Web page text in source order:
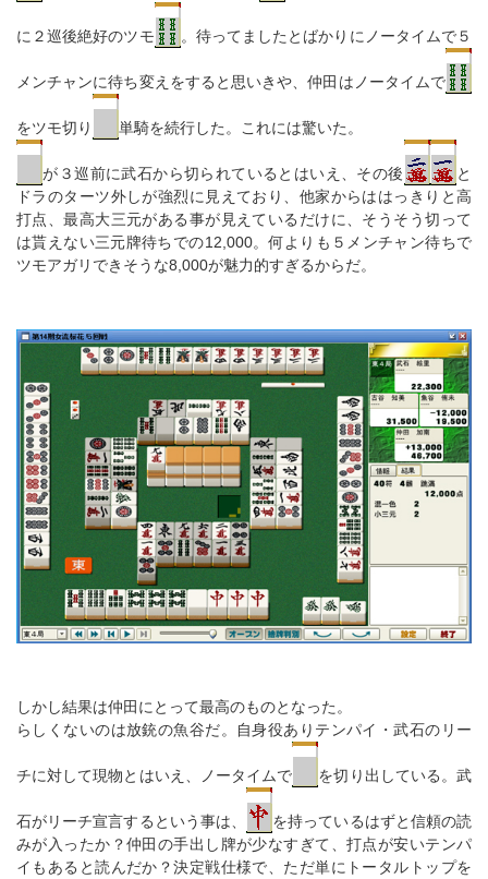
に２巡後絶好のツモ 。待ってましたとばかりにノータイムで５
メンチャンに待ち変えをすると思いきや、仲田はノータイムで
をツモ切り 単騎を続行した。これには驚いた。
が３巡前に武石から切られているとはいえ、その後
と
ドラのターツ外しが強烈に見えており、他家からははっきりと高
打点、最高大三元がある事が見えているだけに、そうそう切って
は貰えない三元牌待ちでの12,000。何よりも５メンチャン待ちで
ツモアガリできそうな8,000が魅力的すぎるからだ。
しかし結果は仲田にとって最高のものとなった。
らしくないのは放銃の魚谷だ。自身役ありテンパイ・武石のリー
チに対して現物とはいえ、ノータイムで を切り出している。武
石がリーチ宣言するという事は、
を持っているはずと信頼の読
みが入ったか？仲田の手出し牌が少なすぎて、打点が安いテンパ
イもあると読んだか？決定戦仕様で、ただ単にトータルトップを